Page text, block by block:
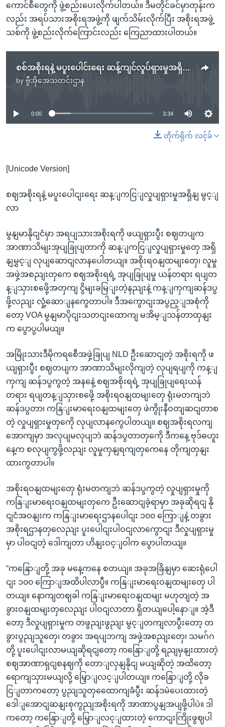
ကောင်စီတွေကို ဖွဲ့စည်းပေးလိုက်ပါတယ်။ ဒီမတိုင်ခင်မှာတုန်းက
လည်း အရပ်သားအစိုးရအဖွဲ့ကို ဖျက်သိမ်းလိုက်ပြီး အစိုးရအဖွဲ့
သစ်ကို ဖွဲ့စည်းလိုက်ကြောင်းလည်း ကြေညာထားပါတယ်။
စစ်အစိုးရနဲ့ မပူးပေါင်းရေး ဆန့်ကျင်လှုပ်ရှားမှုအရှိန် မြင့်လာ
by ဗွီအိုအေသတင်းဌာန
No media source currently available
0:00 3:34
တိုက်ရိုက် လင့်ခ်
[Unicode Version]
စဈအစိုးရနဲ့ မပူးပေါငျးရေး ဆန့ျကငြျလှုပျရှားမှုအရှိနျ မွင့ျ
လာ
မွနျမာနိုငျငံမှာ အရပျသားအစိုးရကို ဖယျရှားပွီး စဈတပျက
အာဏာသိမျးအုပျခြုပျတာကို ဆန့ျကငြျလှုပျရှားမှုတှေ အရှိ
နျမွှင့ျ လုပျဆောငျလာနပေါတယျ။ အစိုးရဝနျထမျးတှေ၊ လူမှု
အဖှဲ့အစညျးတှကေ စဈအစိုးရရဲ့ အုပျခြုပျမှု ယန်တရား ရပျတ
န့ျသှားစဖေို့အတှကျ ငွိမျးခမြျးတဲ့နညျးနဲ့ ကန့ျကှကျဆန်ဒပွ
ဖို့လညျး လှုံ့ဆောျနကွေတာပါ။ ဒီအကွောငျးအပွည့ျအစုံကို
တော့ VOA မွနျမာပိုငျးသတငျးထောကျ မအိမ့ျသန်တာထှနျး
က ပွောပွပါမယျ။
အမြိုးသားဒီမိုကရစေီအဖှဲ့ခြုပျ NLD ဦးဆောငျတဲ့ အစိုးရကို ဖ
ယျရှားပွီး စဈတပျက အာဏာသိမျးလိုကျတဲ့ လုပျရပျကို ကန့ျ
ကှကျ ဆန်ဒပွကွတဲ့ အနနေဲ့ စဈအစိုးရရဲ့ အုပျခြုပျရေးယန်
တရား ရပျတန့ျသှားစဖေို့ အစိုးရဝနျထမျးတှေ ရုံးမတကျဘဲ
ဆန်ဒပွတာ၊ ကနြျးမာရေးဝနျထမျးတှေ ဖဲကွိုးနီဝတျဆငျတာစ
တဲ့ လှုပျရှားမှုတှကေို လုပျလာနကွေပါတယျ။ စဈအစိုးရလကျ
အောကျမှာ အလုပျမလုပျဘဲ ဆန်ဒပွတာတှကေို ဒီကနေ့ ဗုဒ်ဓဟူး
နေ့က စလုပျကွဖို့လညျး လူမှုကှနျရကျတှကေနေ တိုကျတှနျး
ထားကွတာပါ။
အစိုးရဝနျထမျးတှေ ရုံးမတကျဘဲ ဆန်ဒပွကွတဲ့ လှုပျရှားမှုကို
ကနြျးမာရေးဝနျထမျးတှကေ ဦးဆောငျခဲ့ရာမှာ အခုဆိုရငျ နို
ငျငံအဝနျးက ကနြျးမာရေးဌာနပေါငျး ၁၀၀ ကြောျနဲ့ တခွား
အစိုးရဌာနတှလေညျး ပူးပေါငျးပါဝငျလာကွောငျး ဒီလှုပျရှားမှု
မှာ ပါဝငျတဲ့ ဒေါကျတာ ဟိနျးဝင့ျဝါက ပွောပါတယျ။
“ကနြောျတို့ အခု မနေ့ကနေ စတယျ။ အခုအခြိနျမှာ ဆေးရုံပေါ
ငျး ၁၀၀ ကြောျအထိပါလာပွီ။ ကနြျးမာရေးဝနျထမျးတှေ ပါ
တယျ။ နောကျတဈခါ ကနြျးမာရေးဝနျထမျး မဟုတျတဲ့ အ
ခွားဝနျထမျးတှလေညျး ပါဝငျလာတာ ရှိတယျပေါ့နောျ။ အဲ့ဒီ
တော့ ဒီလှုပျရှားမှုက တဖွညျးဖွညျး မွင့ျတကျလာပွီးတော့ တ
ခွားပွညျသူတှေ၊ တခွား အရပျဘကျ အဖှဲ့အစညျးတှေ၊ သမဂ်ဂ
တို့ ပူးပေါငျးလာမယျဆိုရငျတော့ ကနြောျတို့ ရညျမှနျးထားတဲ့
စဈအာဏာရှငျစနဈကို တောျလှနျနိုငျ မယျဆိုတဲ့ အထိတော့
ရောကျသှားမယျလို့ မြှောျလင့ျပါတယျ။ ကနြောျတို့ လိုခ
ငြျတာကတော့ ပွညျသူတှထေောကျခံပွီး ဆန်ဒမဲပေးထားတဲ့
ဒေါျအောငျဆနျးစုကွညျအစိုးရကို အာဏာပွနျအပျဖို့ပါပဲ။ ဒါ
ကတော့ ကနြောျတို့ မြှောျလင့ျထားတဲ့ ကောငျးကြိုးဖွဈပါ